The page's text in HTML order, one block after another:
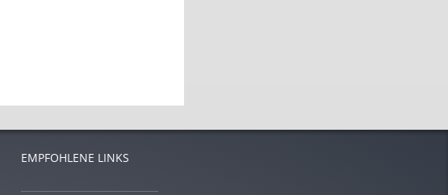
EMPFOHLENE LINKS